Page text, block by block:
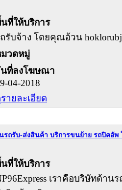
ที่ให้บริการ
รับจ้าง โดยคุณอ้วน
วดหมู่
ที่ลงโฆษณา
04-2018
ายละเอียด
นรถรับ-ส่งสินค้า บริการขนย้าย รถปิคอัพ
ที่ให้บริการ
เราคือบริษัทด้านร